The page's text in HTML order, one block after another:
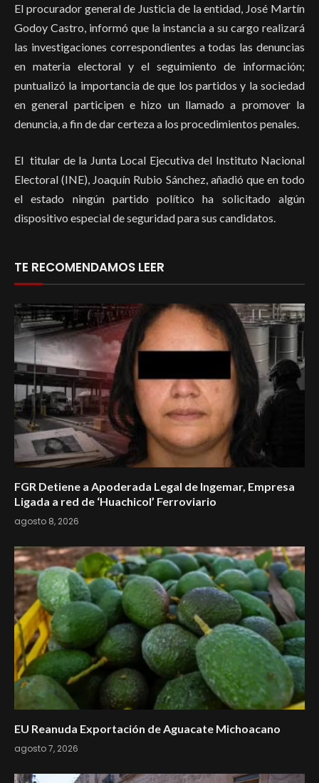
El procurador general de Justicia de la entidad, José Martín
Godoy Castro, informó que la instancia a su cargo realizará
las investigaciones correspondientes a todas las denuncias
en materia electoral y el seguimiento de información;
puntualizó la importancia de que los partidos y la sociedad
en general participen e hizo un llamado a promover la
denuncia, a fin de dar certeza a los procedimientos penales.
El titular de la Junta Local Ejecutiva del Instituto Nacional
Electoral (INE), Joaquín Rubio Sánchez, añadió que en todo
el estado ningún partido político ha solicitado algún
dispositivo especial de seguridad para sus candidatos.
TE RECOMENDAMOS LEER
FGR Detiene a Apoderada Legal de Ingemar, Empresa
Ligada a red de ‘Huachicol’ Ferroviario
agosto 8, 2026
EU Reanuda Exportación de Aguacate Michoacano
agosto 7, 2026